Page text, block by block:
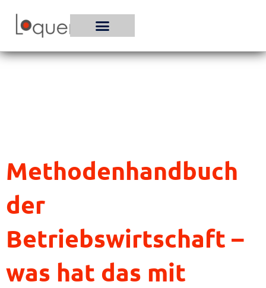
Inhalt
Methodenhandbuch
der
Betriebswirtschaft –
was hat das mit